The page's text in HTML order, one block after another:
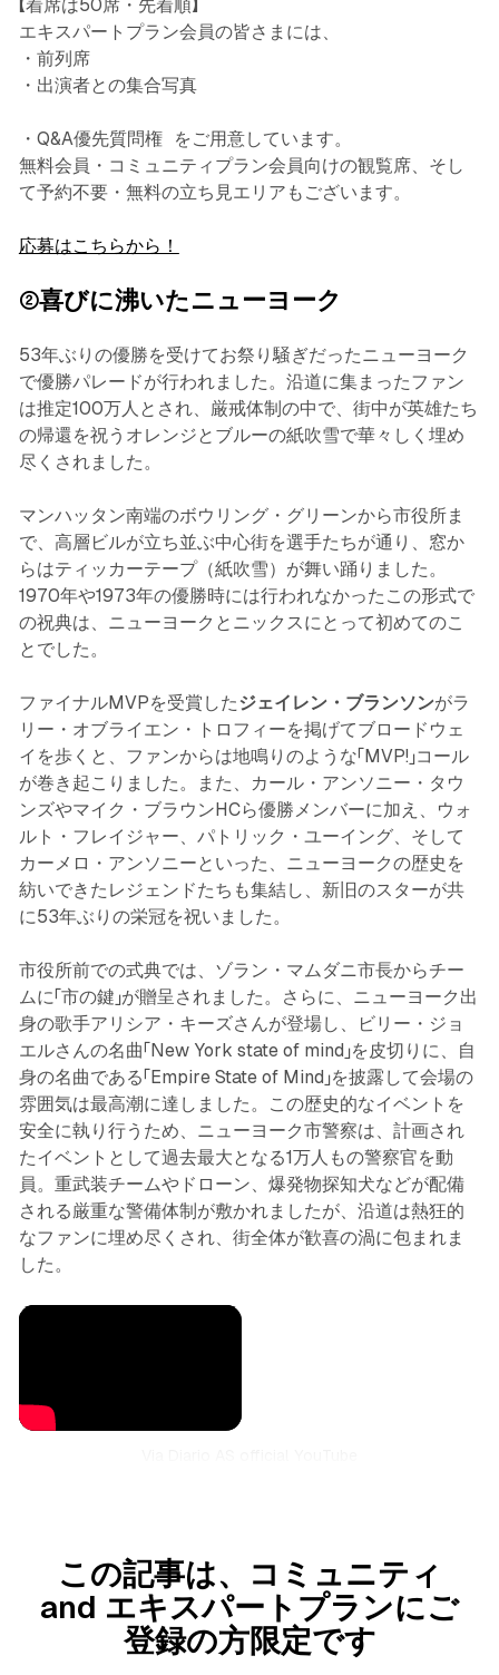
【着席は50席・先着順】
エキスパートプラン会員の皆さまには、
・前列席
・出演者との集合写真
・Q&A優先質問権 をご用意しています。
無料会員・コミュニティプラン会員向けの観覧席、そし
て予約不要・無料の立ち見エリアもございます。
応募はこちらから！
②喜びに沸いたニューヨーク
53年ぶりの優勝を受けてお祭り騒ぎだったニューヨーク
で優勝パレードが行われました。沿道に集まったファン
は推定100万人とされ、厳戒体制の中で、街中が英雄たち
の帰還を祝うオレンジとブルーの紙吹雪で華々しく埋め
尽くされました。
マンハッタン南端のボウリング・グリーンから市役所ま
で、高層ビルが立ち並ぶ中心街を選手たちが通り、窓か
らはティッカーテープ（紙吹雪）が舞い踊りました。
1970年や1973年の優勝時には行われなかったこの形式で
の祝典は、ニューヨークとニックスにとって初めてのこ
とでした。
ファイナルMVPを受賞したジェイレン・ブランソンがラ
リー・オブライエン・トロフィーを掲げてブロードウェ
イを歩くと、ファンからは地鳴りのような「MVP!」コール
が巻き起こりました。また、カール・アンソニー・タウ
ンズやマイク・ブラウンHCら優勝メンバーに加え、ウォ
ルト・フレイジャー、パトリック・ユーイング、そして
カーメロ・アンソニーといった、ニューヨークの歴史を
紡いできたレジェンドたちも集結し、新旧のスターが共
に53年ぶりの栄冠を祝いました。
市役所前での式典では、ゾラン・マムダニ市長からチー
ムに「市の鍵」が贈呈されました。さらに、ニューヨーク出
身の歌手アリシア・キーズさんが登場し、ビリー・ジョ
エルさんの名曲「New York state of mind」を皮切りに、自
身の名曲である「Empire State of Mind」を披露して会場の
雰囲気は最高潮に達しました。この歴史的なイベントを
安全に執り行うため、ニューヨーク市警察は、計画され
たイベントとして過去最大となる1万人もの警察官を動
員。重武装チームやドローン、爆発物探知犬などが配備
される厳重な警備体制が敷かれましたが、沿道は熱狂的
なファンに埋め尽くされ、街全体が歓喜の渦に包まれま
した。
この記事は、コミュニティ
and エキスパートプランにご
登録の方限定です